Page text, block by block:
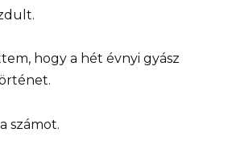
hogy a hét évnyi gyász
számot.